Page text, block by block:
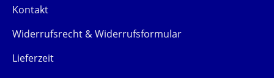
Kontakt
Widerrufsrecht & Widerrufsformular
Lieferzeit